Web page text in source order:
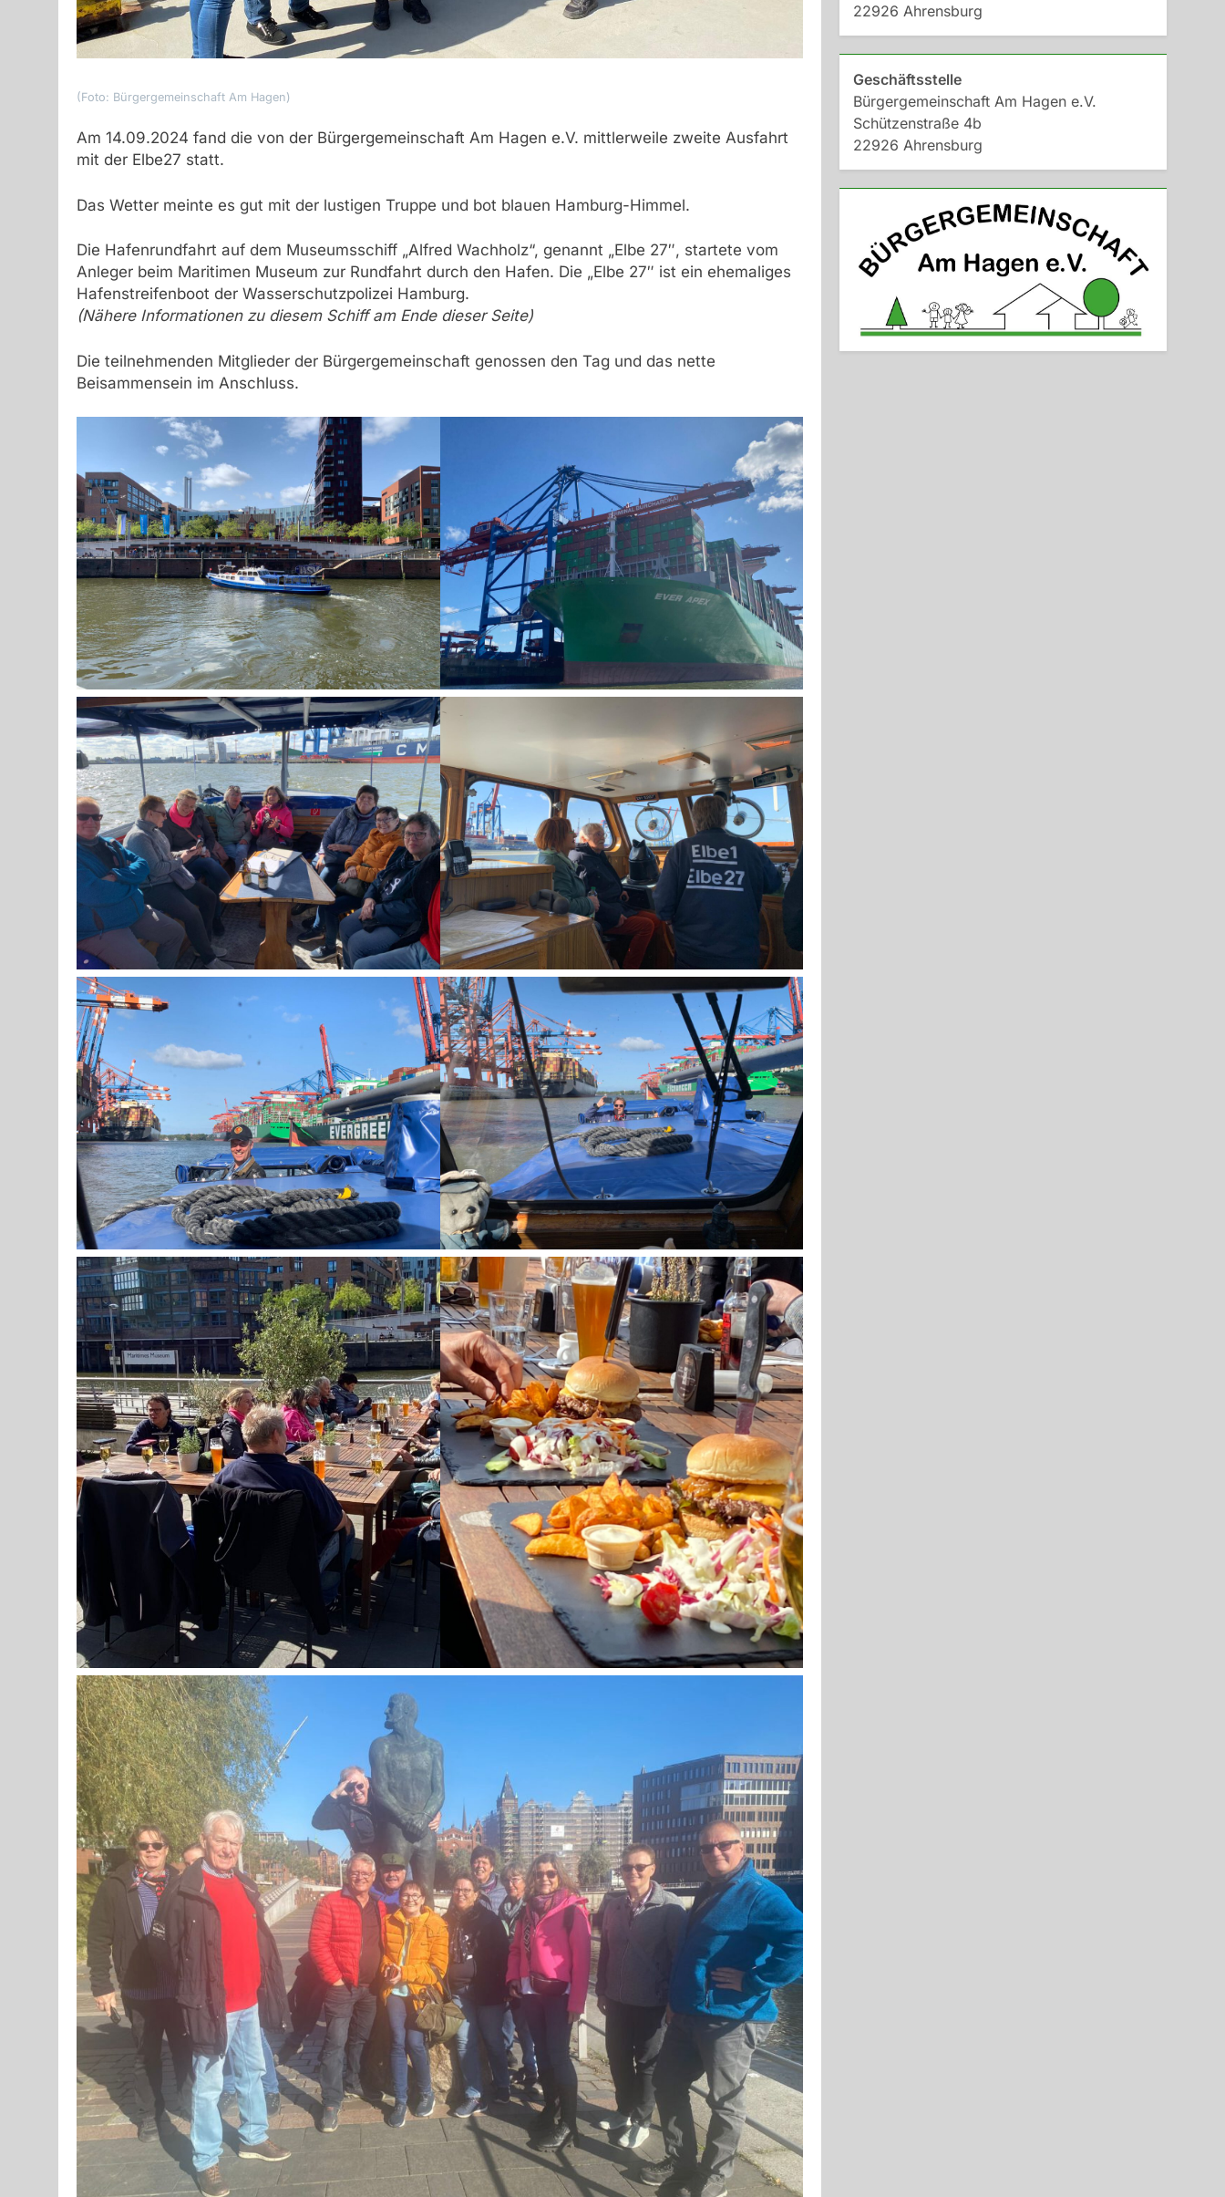
(Foto: Bürgergemeinschaft Am Hagen)
Am 14.09.2024 fand die von der Bürgergemeinschaft Am Hagen e.V. mittlerweile zweite Ausfahrt
mit der Elbe27 statt.
Das Wetter meinte es gut mit der lustigen Truppe und bot blauen Hamburg-Himmel.
Die Hafenrundfahrt auf dem Museumsschiff „Alfred Wachholz“, genannt „Elbe 27″, startete vom
Anleger beim Maritimen Museum zur Rundfahrt durch den Hafen. Die „Elbe 27″ ist ein ehemaliges
Hafenstreifenboot der Wasserschutzpolizei Hamburg.
(Nähere Informationen zu diesem Schiff am Ende dieser Seite)
Die teilnehmenden Mitglieder der Bürgergemeinschaft genossen den Tag und das nette
Beisammensein im Anschluss.
22926 Ahrensburg
Geschäftsstelle
Bürgergemeinschaft Am Hagen e.V.
Schützenstraße 4b
22926 Ahrensburg